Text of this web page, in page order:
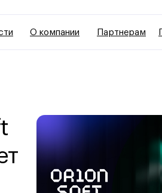
О компании Партнерам